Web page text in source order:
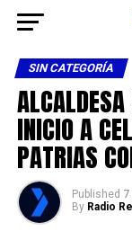
SIN CATEGORÍA
INICIO A
PATRIAS
Published 7
By Radio